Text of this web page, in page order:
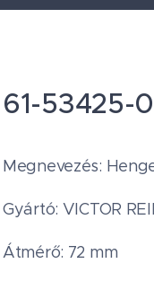
61-53425-
Megnevezés:
Gyártó: VICTOR
Átmérő: 72 mm